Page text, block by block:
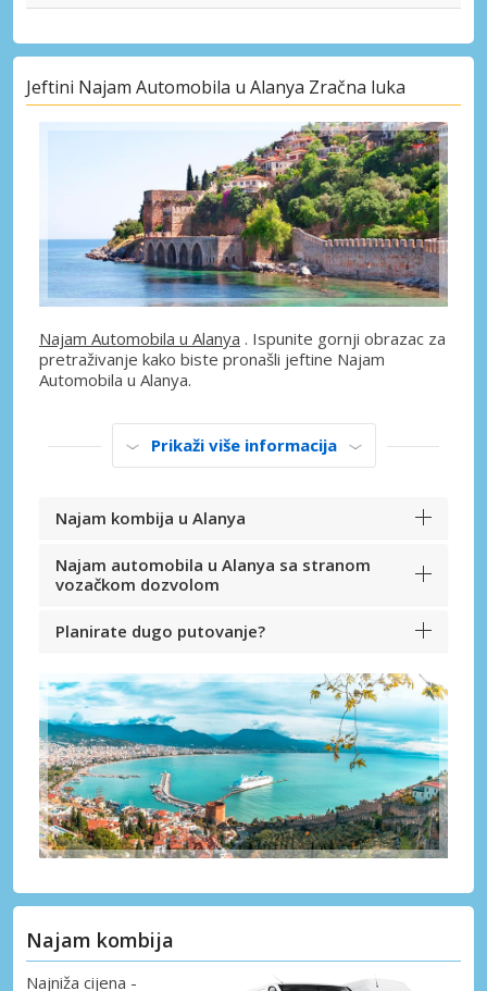
Jeftini Najam Automobila u Alanya Zračna luka
Najam Automobila u Alanya . Ispunite gornji obrazac za
pretraživanje kako biste pronašli jeftine Najam
Automobila u Alanya.
Prikaži više informacija
Najam kombija u Alanya
Najam automobila u Alanya sa stranom
vozačkom dozvolom
Planirate dugo putovanje?
Najam kombija
Najniža cijena -